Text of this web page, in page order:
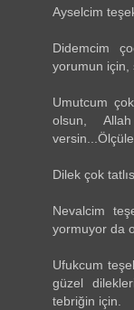
Ayselcim
Didemcim
yorumun için,
Umutcum
olsun,
Dilek çok
Nevalcim
yormuyor da
Ufukcum
güzel
tebriğin için.